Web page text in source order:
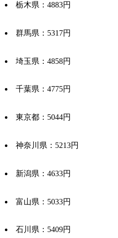
栃木県：4883円
群馬県：5317円
埼玉県：4858円
千葉県：4775円
東京都：5044円
神奈川県：5213円
新潟県：4633円
富山県：5033円
石川県：5409円